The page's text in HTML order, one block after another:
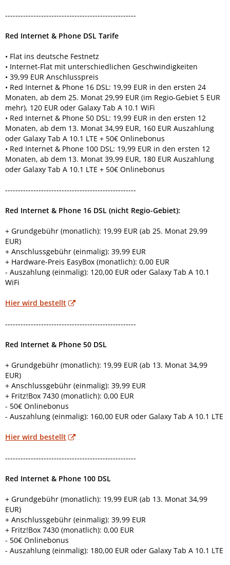
---------------------------------------------------
Red Internet & Phone DSL Tarife
• Flat ins deutsche Festnetz
• Internet-Flat mit unterschiedlichen Geschwindigkeiten
• 39,99 EUR Anschlusspreis
• Red Internet & Phone 16 DSL: 19,99 EUR in den ersten 24
Monaten, ab dem 25. Monat 29,99 EUR (im Regio-Gebiet 5 EUR
mehr), 120 EUR oder Galaxy Tab A 10.1 WiFi
• Red Internet & Phone 50 DSL: 19,99 EUR in den ersten 12
Monaten, ab dem 13. Monat 34,99 EUR, 160 EUR Auszahlung
oder Galaxy Tab A 10.1 LTE + 50€ Onlinebonus
• Red Internet & Phone 100 DSL: 19,99 EUR in den ersten 12
Monaten, ab dem 13. Monat 39,99 EUR, 180 EUR Auszahlung
oder Galaxy Tab A 10.1 LTE + 50€ Onlinebonus
---------------------------------------------------
Red Internet & Phone 16 DSL (nicht Regio-Gebiet):
+ Grundgebühr (monatlich): 19,99 EUR (ab 25. Monat 29,99
EUR)
+ Anschlussgebühr (einmalig): 39,99 EUR
+ Hardware-Preis EasyBox (monatlich): 0,00 EUR
- Auszahlung (einmalig): 120,00 EUR oder Galaxy Tab A 10.1
WiFi
Hier wird bestellt
---------------------------------------------------
Red Internet & Phone 50 DSL
+ Grundgebühr (monatlich): 19,99 EUR (ab 13. Monat 34,99
EUR)
+ Anschlussgebühr (einmalig): 39,99 EUR
+ Fritz!Box 7430 (monatlich): 0,00 EUR
- 50€ Onlinebonus
- Auszahlung (einmalig): 160,00 EUR oder Galaxy Tab A 10.1 LTE
Hier wird bestellt
---------------------------------------------------
Red Internet & Phone 100 DSL
+ Grundgebühr (monatlich): 19,99 EUR (ab 13. Monat 34,99
EUR)
+ Anschlussgebühr (einmalig): 39,99 EUR
+ Fritz!Box 7430 (monatlich): 0,00 EUR
- 50€ Onlinebonus
- Auszahlung (einmalig): 180,00 EUR oder Galaxy Tab A 10.1 LTE